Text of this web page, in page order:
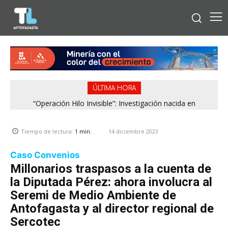
ÚLTIMA HORA
“Operación Hilo Invisible”: Investigación nacida en
Tiempo de lectura: 1 min. 14 diciembre 2023
Caso Convenios
Millonarios traspasos a la cuenta de
la Diputada Pérez: ahora involucra al
Seremi de Medio Ambiente de
Antofagasta y al director regional de
Sercotec